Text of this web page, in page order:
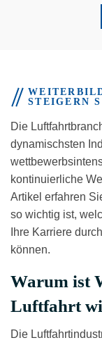
Kursdauer: Auf
Preis: Auf
Grundlagen
Grundlagen
Kursdauer: Auf
STEIGERN
Die
dynamischsten
kontinuierliche
Artikel erfahren
so wichtig ist,
Ihre Karriere
können.
Warum ist
Luftfahrt
Die